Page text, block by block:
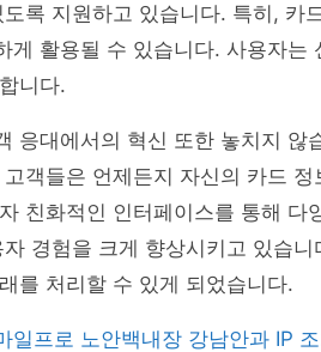
록 지원하고 있습니다. 특히, 카
게 활용될 수 있습니다. 사용자
니다.
응대에서의 혁신 또한 놓치지 않
객들은 언제든지 자신의 카드
친화적인 인터페이스를 통해 다
경험을 크게 향상시키고 있습
를 처리할 수 있게 되었습니다.
일프로 노안백내장 강남안과 IP